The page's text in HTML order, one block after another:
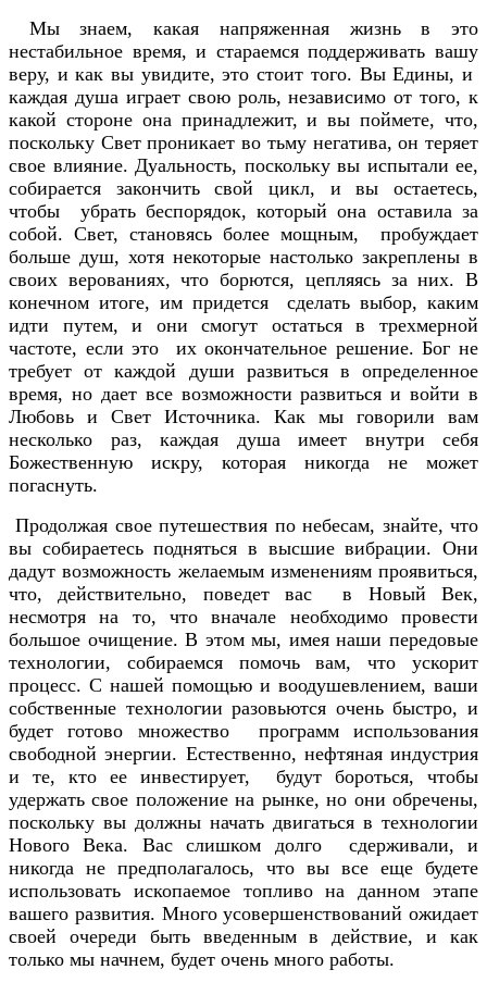
Мы знаем, какая напряженная жизнь в это
нестабильное время, и стараемся поддерживать вашу
веру, и как вы увидите, это стоит того. Вы Едины, и
каждая душа играет свою роль, независимо от того, к
какой стороне она принадлежит, и вы поймете, что,
поскольку Свет проникает во тьму негатива, он теряет
свое влияние. Дуальность, поскольку вы испытали ее,
собирается закончить свой цикл, и вы остаетесь,
чтобы убрать беспорядок, который она оставила за
собой. Свет, становясь более мощным, пробуждает
больше душ, хотя некоторые настолько закреплены в
своих верованиях, что борются, цепляясь за них. В
конечном итоге, им придется сделать выбор, каким
идти путем, и они смогут остаться в трехмерной
частоте, если это их окончательное решение. Бог не
требует от каждой души развиться в определенное
время, но дает все возможности развиться и войти в
Любовь и Свет Источника. Как мы говорили вам
несколько раз, каждая душа имеет внутри себя
Божественную искру, которая никогда не может
погаснуть.
Продолжая свое путешествия по небесам, знайте, что
вы собираетесь подняться в высшие вибрации. Они
дадут возможность желаемым изменениям проявиться,
что, действительно, поведет вас в Новый Век,
несмотря на то, что вначале необходимо провести
большое очищение. В этом мы, имея наши передовые
технологии, собираемся помочь вам, что ускорит
процесс. С нашей помощью и воодушевлением, ваши
собственные технологии разовьются очень быстро, и
будет готово множество программ использования
свободной энергии. Естественно, нефтяная индустрия
и те, кто ее инвестирует, будут бороться, чтобы
удержать свое положение на рынке, но они обречены,
поскольку вы должны начать двигаться в технологии
Нового Века. Вас слишком долго сдерживали, и
никогда не предполагалось, что вы все еще будете
использовать ископаемое топливо на данном этапе
вашего развития. Много усовершенствований ожидает
своей очереди быть введенным в действие, и как
только мы начнем, будет очень много работы.